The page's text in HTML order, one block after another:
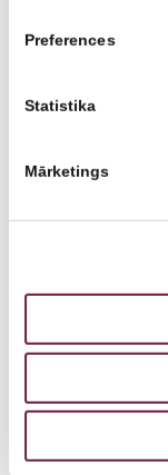
Preferences
Statistika
Mārketings